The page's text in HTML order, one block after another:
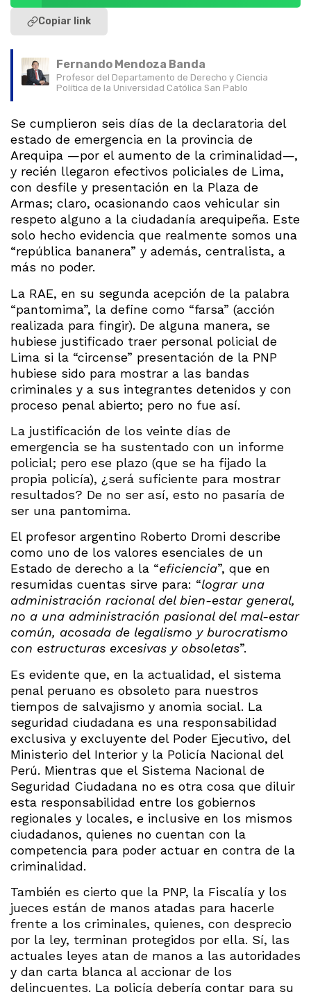
Copiar link
Fernando Mendoza Banda
Profesor del Departamento de Derecho y Ciencia
Política de la Universidad Católica San Pablo
Se cumplieron seis días de la declaratoria del
estado de emergencia en la provincia de
Arequipa —por el aumento de la criminalidad—,
y recién llegaron efectivos policiales de Lima,
con desfile y presentación en la Plaza de
Armas; claro, ocasionando caos vehicular sin
respeto alguno a la ciudadanía arequipeña. Este
solo hecho evidencia que realmente somos una
“república bananera” y además, centralista, a
más no poder.
La RAE, en su segunda acepción de la palabra
“pantomima”, la define como “farsa” (acción
realizada para fingir). De alguna manera, se
hubiese justificado traer personal policial de
Lima si la “circense” presentación de la PNP
hubiese sido para mostrar a las bandas
criminales y a sus integrantes detenidos y con
proceso penal abierto; pero no fue así.
La justificación de los veinte días de
emergencia se ha sustentado con un informe
policial; pero ese plazo (que se ha fijado la
propia policía), ¿será suficiente para mostrar
resultados? De no ser así, esto no pasaría de
ser una pantomima.
El profesor argentino Roberto Dromi describe
como uno de los valores esenciales de un
Estado de derecho a la “eficiencia”, que en
resumidas cuentas sirve para: “lograr una
administración racional del bien-estar general,
no a una administración pasional del mal-estar
común, acosada de legalismo y burocratismo
con estructuras excesivas y obsoletas”.
Es evidente que, en la actualidad, el sistema
penal peruano es obsoleto para nuestros
tiempos de salvajismo y anomia social. La
seguridad ciudadana es una responsabilidad
exclusiva y excluyente del Poder Ejecutivo, del
Ministerio del Interior y la Policía Nacional del
Perú. Mientras que el Sistema Nacional de
Seguridad Ciudadana no es otra cosa que diluir
esta responsabilidad entre los gobiernos
regionales y locales, e inclusive en los mismos
ciudadanos, quienes no cuentan con la
competencia para poder actuar en contra de la
criminalidad.
También es cierto que la PNP, la Fiscalía y los
jueces están de manos atadas para hacerle
frente a los criminales, quienes, con desprecio
por la ley, terminan protegidos por ella. Sí, las
actuales leyes atan de manos a las autoridades
y dan carta blanca al accionar de los
delincuentes. La policía debería contar para su